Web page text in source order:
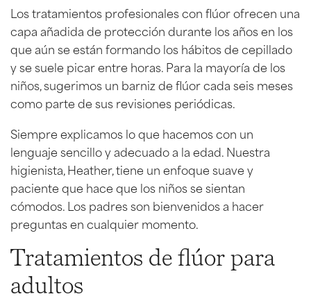
Los tratamientos profesionales con flúor ofrecen una
capa añadida de protección durante los años en los
que aún se están formando los hábitos de cepillado
y se suele picar entre horas. Para la mayoría de los
niños, sugerimos un barniz de flúor cada seis meses
como parte de sus revisiones periódicas.
Siempre explicamos lo que hacemos con un
lenguaje sencillo y adecuado a la edad. Nuestra
higienista, Heather, tiene un enfoque suave y
paciente que hace que los niños se sientan
cómodos. Los padres son bienvenidos a hacer
preguntas en cualquier momento.
Tratamientos de flúor para
adultos